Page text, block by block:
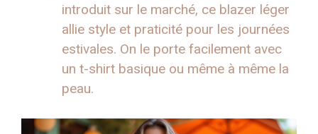
introduit sur le marché, ce blazer léger
allie style et praticité pour les journées
estivales. On le porte facilement avec
un t-shirt basique ou même à même la
peau.